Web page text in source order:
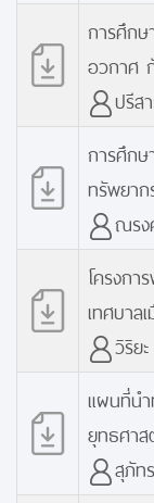
การศึกษ
อวกาศ
ปรีส
การศึกษ
ทรัพยาก
ณรง
โครงก
เทศบาล
วิริย
แผนที่นำ
ยุทธศาส
สุภัท